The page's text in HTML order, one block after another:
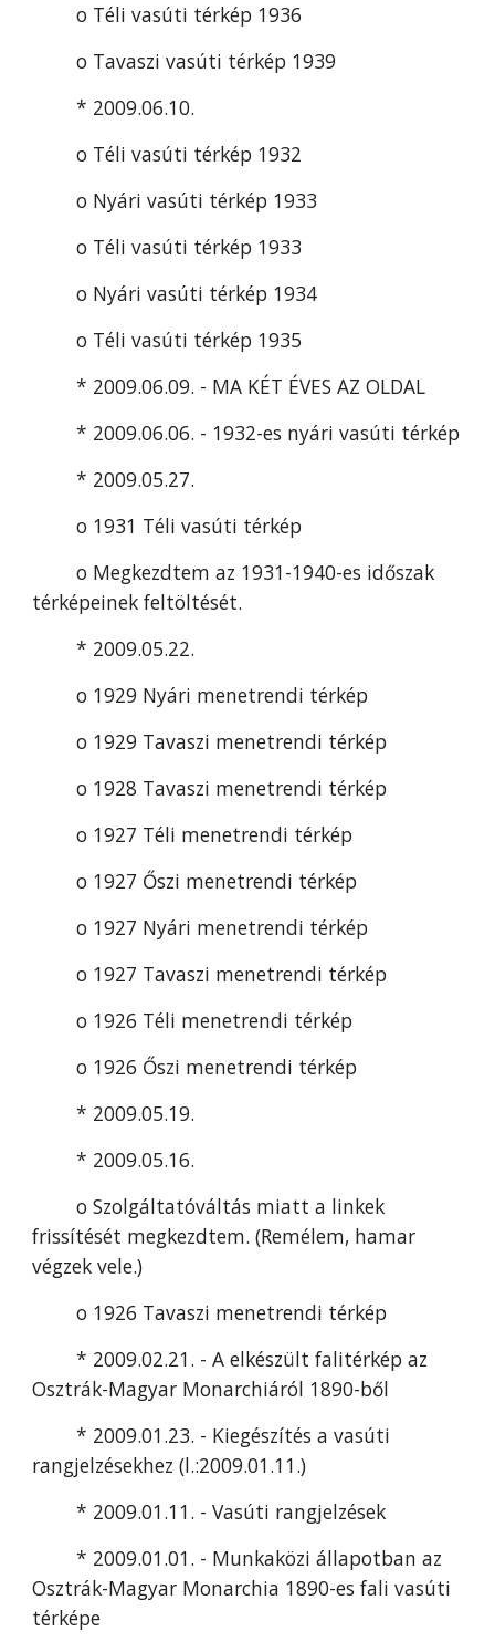
o Téli vasúti térkép 1936
o Tavaszi vasúti térkép 1939
* 2009.06.10.
o Téli vasúti térkép 1932
o Nyári vasúti térkép 1933
o Téli vasúti térkép 1933
o Nyári vasúti térkép 1934
o Téli vasúti térkép 1935
* 2009.06.09. - MA KÉT ÉVES AZ OLDAL
* 2009.06.06. - 1932-es nyári vasúti térkép
* 2009.05.27.
o 1931 Téli vasúti térkép
o Megkezdtem az 1931-1940-es időszak
térképeinek feltöltését.
* 2009.05.22.
o 1929 Nyári menetrendi térkép
o 1929 Tavaszi menetrendi térkép
o 1928 Tavaszi menetrendi térkép
o 1927 Téli menetrendi térkép
o 1927 Őszi menetrendi térkép
o 1927 Nyári menetrendi térkép
o 1927 Tavaszi menetrendi térkép
o 1926 Téli menetrendi térkép
o 1926 Őszi menetrendi térkép
* 2009.05.19.
* 2009.05.16.
o Szolgáltatóváltás miatt a linkek
frissítését megkezdtem. (Remélem, hamar
végzek vele.)
o 1926 Tavaszi menetrendi térkép
* 2009.02.21. - A elkészült falitérkép az
Osztrák-Magyar Monarchiáról 1890-ből
* 2009.01.23. - Kiegészítés a vasúti
rangjelzésekhez (l.:2009.01.11.)
* 2009.01.11. - Vasúti rangjelzések
* 2009.01.01. - Munkaközi állapotban az
Osztrák-Magyar Monarchia 1890-es fali vasúti
térképe